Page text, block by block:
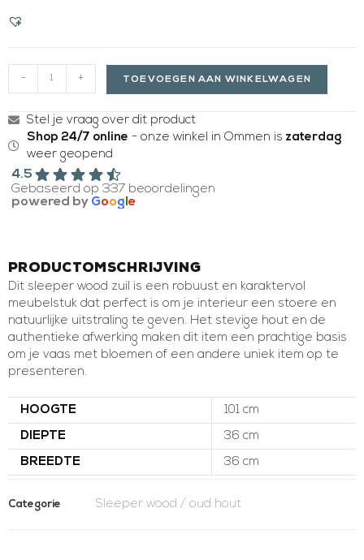
- + TOEVOEGEN AAN WINKELWAGEN
Stel je vraag over dit product
Shop 24/7 online - onze winkel in Ommen is zaterdag
weer geopend
4.5
Gebaseerd op 337 beoordelingen
powered by Goog e
Productomschrijving
Dit sleeper wood zuil is een robuust en karaktervol
meubelstuk dat perfect is om je interieur een stoere en
natuurlijke uitstraling te geven. Het stevige hout en de
authentieke afwerking maken dit item een prachtige basis
om je vaas met bloemen of een andere uniek item op te
presenteren.
HOOGTE 101 cm
DIEPTE 36 cm
BREEDTE 36 cm
Categorie Sleeper wood / oud hout